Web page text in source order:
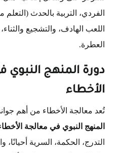
الفردي، التربية بالحدث
اللعب الهادف، والتشجيع
العطرة.
دورة المنهج النبوي
الأخطاء
تُعد معالجة الأخطاء من أهم
المنهج النبوي في معالجة
التدرج، الحكمة، السرية أحيانًا،